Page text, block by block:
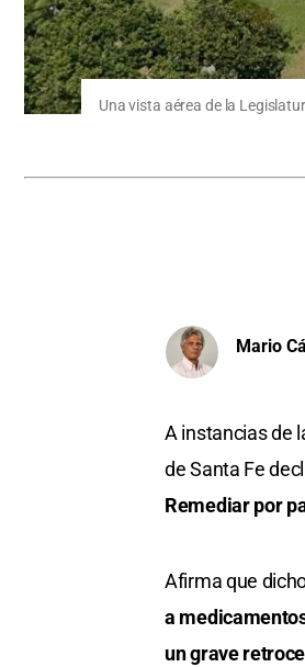
Una vista aérea de la
Mario
A instancias de
de Santa Fe
Remediar por
Afirma que
a
un grave